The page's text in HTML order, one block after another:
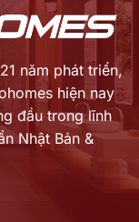
năm phát triển,
hiện nay
đầu trong lĩnh
Nhật Bản &